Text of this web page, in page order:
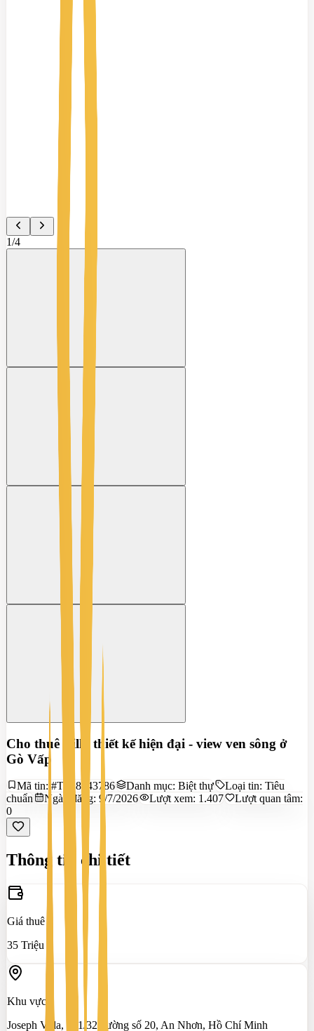
1/4
Cho thuê Villa thiết kế hiện đại - view ven sông ở
Gò Vấp
Mã tin: #TS28643786 Danh mục: Biệt thự Loại tin: Tiêu
chuẩn
Ngày đăng: 9/7/2026 Lượt xem: 1.407
Lượt quan tâm:
0
Thông tin chi tiết
Giá thuê
35 Triệu
Khu vực
Joseph Villa, 241/32 đường số 20, An Nhơn, Hồ Chí Minh